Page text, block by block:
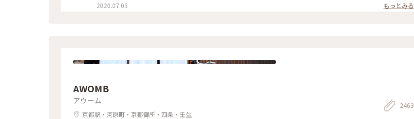
2020.07.03
もっとみる
AWOMB
アウーム
京都駅・河原町・京都御所・四条・壬生
2463